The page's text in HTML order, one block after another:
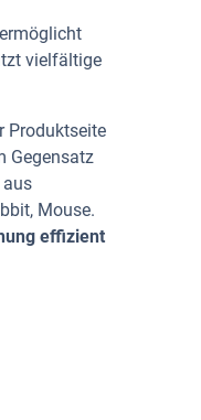
vielfältige
Produktseite
Gegensatz
aus
Mouse.
effizient